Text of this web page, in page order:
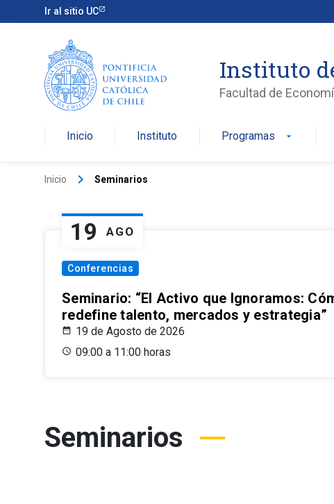
Ir al sitio UC
Instituto
Facultad de
Inicio Instituto Programas arrow_drop_down
Inicio keyboard_arrow_right Seminarios
19 AGO
Conferencias
Seminario: “El Activo que Ignoramos:
redefine talento, mercados y estrategia”
19 de Agosto de 2026
09:00 a 11:00 horas
Seminarios